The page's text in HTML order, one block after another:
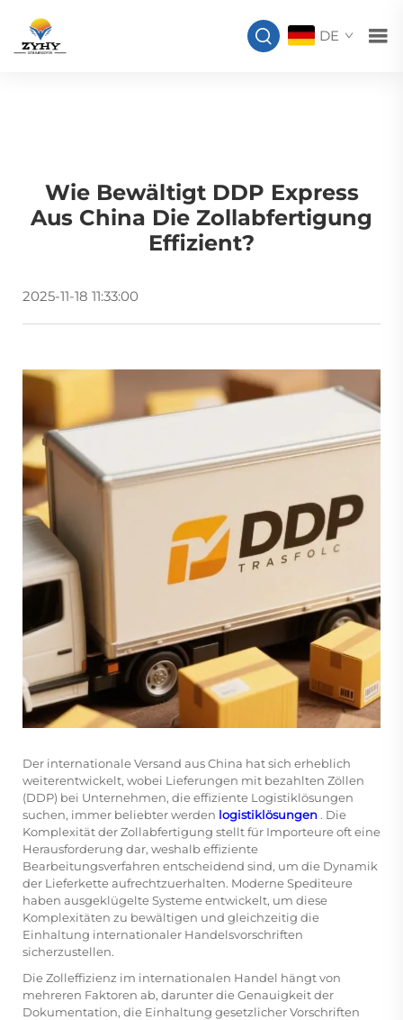
DE
Wie Bewältigt DDP Express
Aus China Die Zollabfertigung
Effizient?
2025-11-18 11:33:00
Der internationale Versand aus China hat sich erheblich
weiterentwickelt, wobei Lieferungen mit bezahlten Zöllen
(DDP) bei Unternehmen, die effiziente Logistiklösungen
suchen, immer beliebter werden logistiklösungen . Die
Komplexität der Zollabfertigung stellt für Importeure oft eine
Herausforderung dar, weshalb effiziente
Bearbeitungsverfahren entscheidend sind, um die Dynamik
der Lieferkette aufrechtzuerhalten. Moderne Spediteure
haben ausgeklügelte Systeme entwickelt, um diese
Komplexitäten zu bewältigen und gleichzeitig die
Einhaltung internationaler Handelsvorschriften
sicherzustellen.
Die Zolleffizienz im internationalen Handel hängt von
mehreren Faktoren ab, darunter die Genauigkeit der
Dokumentation, die Einhaltung gesetzlicher Vorschriften